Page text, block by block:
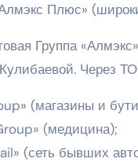
Плюс»
Группа
Через
(магазины и
(медицина);
(сеть бывших